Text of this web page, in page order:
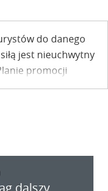
do danego
jest nieuchwytny
promocji
Dolny (wyciąg)”.
dalszy